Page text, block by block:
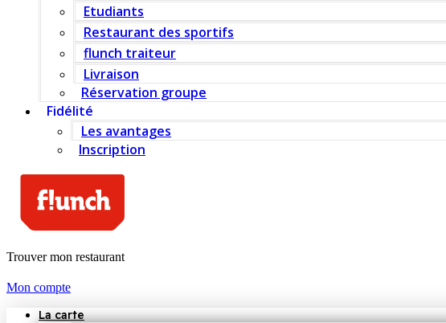
Etudiants
Restaurant des sportifs
flunch traiteur
Livraison
Réservation groupe
Fidélité
Les avantages
Inscription
Trouver mon restaurant
Mon compte
La carte